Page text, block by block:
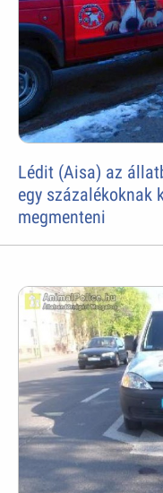
Lédit (Aisa) az
egy százalékoknak
megmenteni